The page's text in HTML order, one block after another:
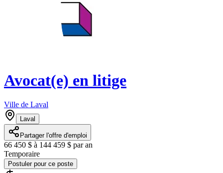
Avocat(e) en litige
Ville de Laval
Laval
Partager l'offre d'emploi
66 450 $ à 144 459 $ par an
Temporaire
Postuler pour ce poste